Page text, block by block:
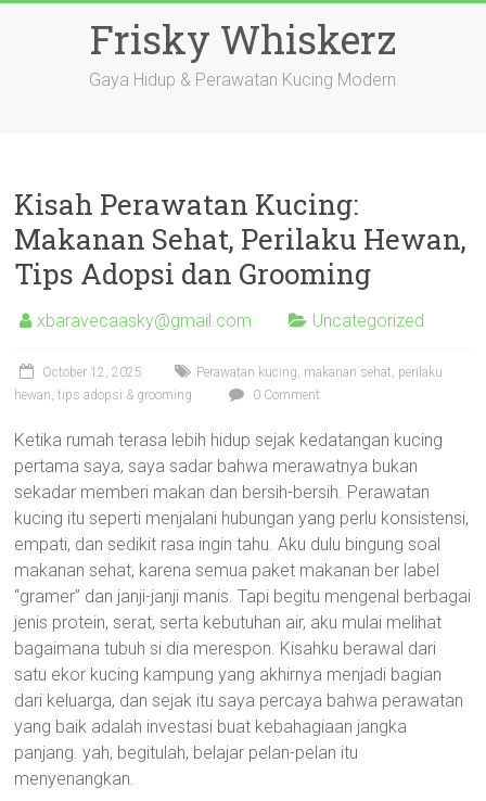
Frisky Whiskerz
Gaya Hidup & Perawatan Kucing Modern
Kisah Perawatan Kucing:
Makanan Sehat, Perilaku Hewan,
Tips Adopsi dan Grooming
xbaravecaasky@gmail.com Uncategorized
October 12, 2025
Perawatan kucing, makanan sehat, perilaku
hewan, tips adopsi & grooming
0 Comment
Ketika rumah terasa lebih hidup sejak kedatangan kucing
pertama saya, saya sadar bahwa merawatnya bukan
sekadar memberi makan dan bersih-bersih. Perawatan
kucing itu seperti menjalani hubungan yang perlu konsistensi,
empati, dan sedikit rasa ingin tahu. Aku dulu bingung soal
makanan sehat, karena semua paket makanan ber label
“gramer” dan janji-janji manis. Tapi begitu mengenal berbagai
jenis protein, serat, serta kebutuhan air, aku mulai melihat
bagaimana tubuh si dia merespon. Kisahku berawal dari
satu ekor kucing kampung yang akhirnya menjadi bagian
dari keluarga, dan sejak itu saya percaya bahwa perawatan
yang baik adalah investasi buat kebahagiaan jangka
panjang. yah, begitulah, belajar pelan-pelan itu
menyenangkan.